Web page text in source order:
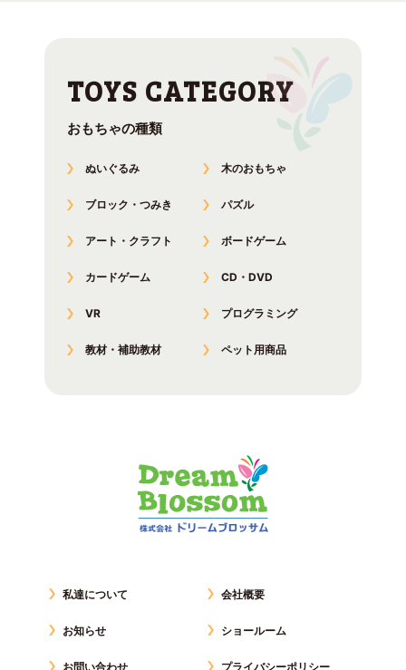
おもちゃの種類
ぬいぐるみ 木のおもちゃ
ブロック・つみき パズル
アート・クラフト ボードゲーム
カードゲーム CD・DVD
VR プログラミング
教材・補助教材 ペット用商品
私達について
お知らせ
お問い合わせ
会社概要
ショールーム
プライバシーポリシー